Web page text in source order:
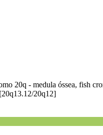
20q - medula óssea, fish
20q12]